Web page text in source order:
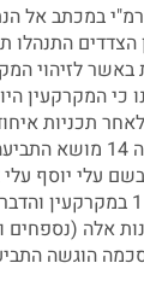
12/2018 פנתה רמ"י
הצדדים התנהלו
לזיהוי
כי המקרקעין
תכניות
כחלקות אחרות וביניהן
עלי יוסף
על השימוש שעושה הנתבע 1
אלה (נספחים
הוגשה